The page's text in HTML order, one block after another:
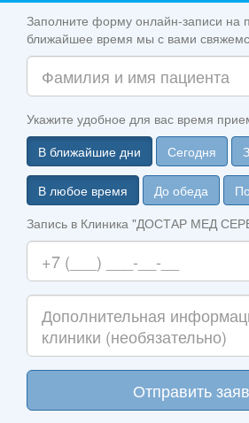
Заполните форму онлайн-записи на
ближайшее время мы с вами
Укажите удобное для вас время
В ближайшие дни
Сегодня
В любое время До обеда
Запись в Клиника "ДОСТАР МЕД
Отправить